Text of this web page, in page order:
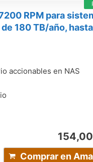
RPM para
180 TB/año,
accionables en NAS
Comprar en